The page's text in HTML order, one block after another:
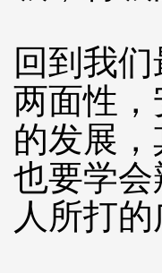
回到我
两面性
的发展
也要学
人所打